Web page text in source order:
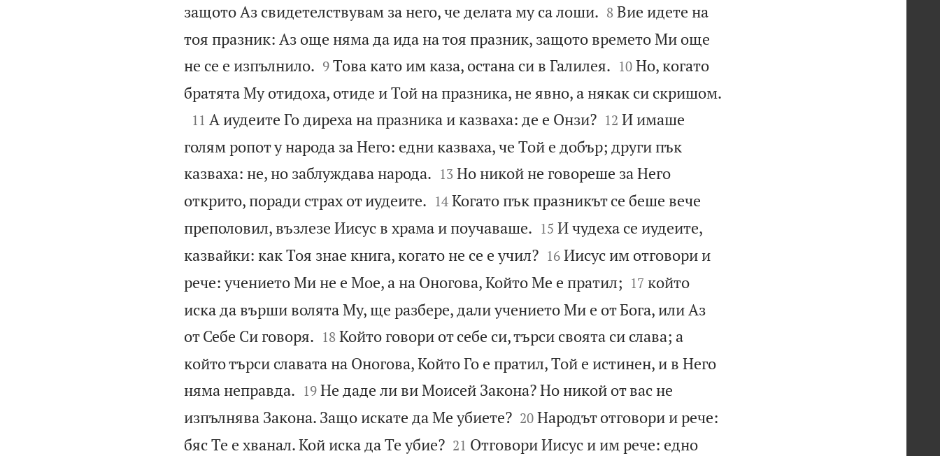
защото Аз свидетелствувам за него, че делата му са лоши.
8 Вие идете на
тоя празник: Аз още няма да ида на тоя празник, защото времето Ми още
не се е изпълнило.
9 Това като им каза, остана си в Галилея.
10 Но, когато
братята Му отидоха, отиде и Той на празника, не явно, а някак си скришом.

11 А иудеите Го диреха на празника и казваха: де е Онзи?
12 И имаше
голям ропот у народа за Него: едни казваха, че Той е добър; други пък
казваха: не, но заблуждава народа.
13 Но никой не говореше за Него
открито, поради страх от иудеите.
14 Когато пък празникът се беше вече
преполовил, възлезе Иисус в храма и поучаваше.
15 И чудеха се иудеите,
казвайки: как Тоя знае книга, когато не се е учил?
16 Иисус им отговори и
рече: учението Ми не е Мое, а на Оногова, Който Ме е пратил;
17 който
иска да върши волята Му, ще разбере, дали учението Ми е от Бога, или Аз
от Себе Си говоря.
18 Който говори от себе си, търси своята си слава; а
който търси славата на Оногова, Който Го е пратил, Той е истинен, и в Него
няма неправда.
19 Не даде ли ви Моисей Закона? Но никой от вас не
изпълнява Закона. Защо искате да Ме убиете?
20 Народът отговори и рече:
бяс Те е хванал. Кой иска да Те убие?
21 Отговори Иисус и им рече: едно